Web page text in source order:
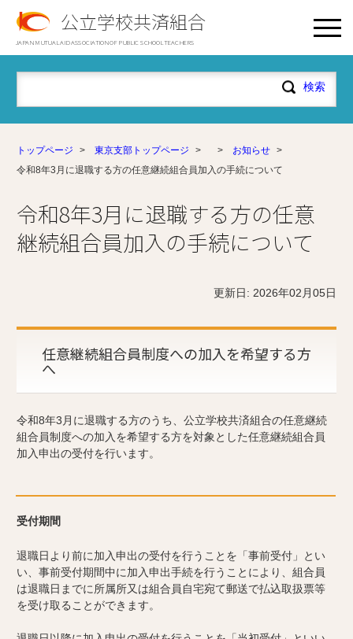
公立学校共済組合
JAPAN MUTUAL AID ASSOCIATION OF PUBLIC SCHOOL TEACHERS
トップページ > 東京支部トップページ > > お知らせ >
令和8年3月に退職する方の任意継続組合員加入の手続について
令和8年3月に退職する方の任意
継続組合員加入の手続について
更新日: 2026年02月05日
任意継続組合員制度への加入を希望する方
へ
令和8年3月に退職する方のうち、公立学校共済組合の任意継続
組合員制度への加入を希望する方を対象とした任意継続組合員
加入申出の受付を行います。
受付期間
退職日より前に加入申出の受付を行うことを「事前受付」とい
い、事前受付期間中に加入申出手続を行うことにより、組合員
は退職日までに所属所又は組合員自宅宛て郵送で払込取扱票等
を受け取ることができます。